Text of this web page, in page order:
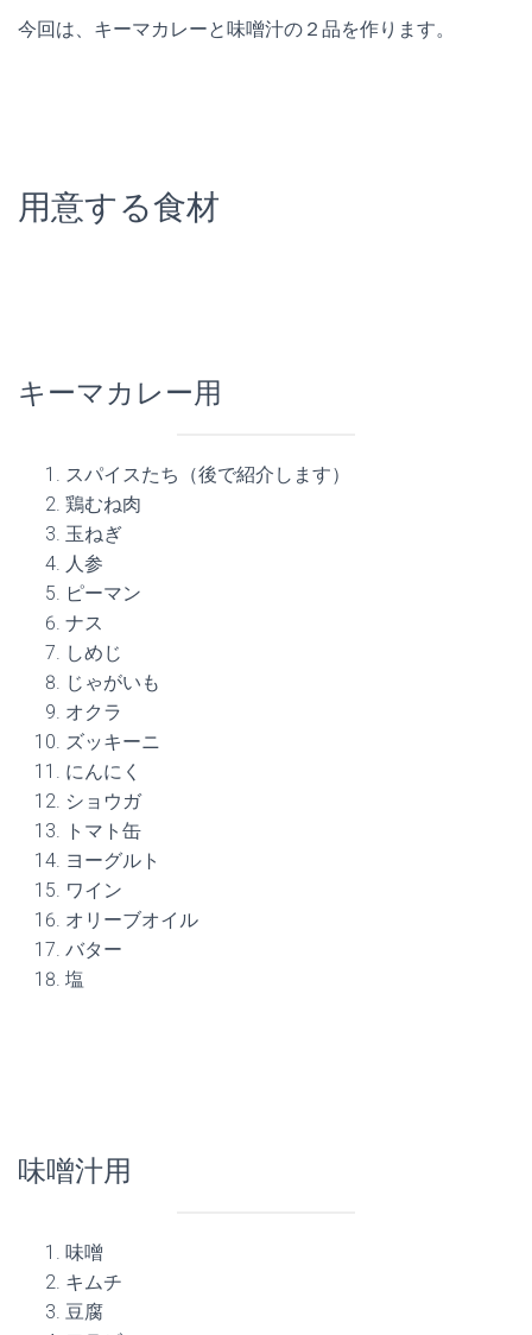
今回は、キーマカレーと味噌汁の２品を作ります。
用意する食材
キーマカレー用
スパイスたち（後で紹介します）
鶏むね肉
玉ねぎ
人参
ピーマン
ナス
しめじ
じゃがいも
オクラ
ズッキーニ
にんにく
ショウガ
トマト缶
ヨーグルト
ワイン
オリーブオイル
バター
塩
味噌汁用
味噌
キムチ
豆腐